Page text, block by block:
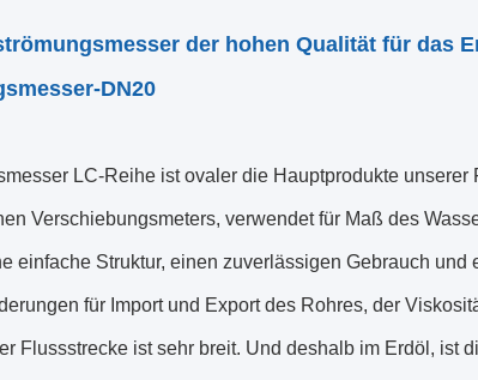
der hohen Qualität für das
DN20
LC-Reihe ist ovaler die Hauptprodukte
Verschiebungsmeters, verwendet für Maß des
einfache Struktur, einen zuverlässigen Gebrauch
für Import und Export des Rohres, der
Flussstrecke ist sehr breit. Und deshalb im Erdöl, ist